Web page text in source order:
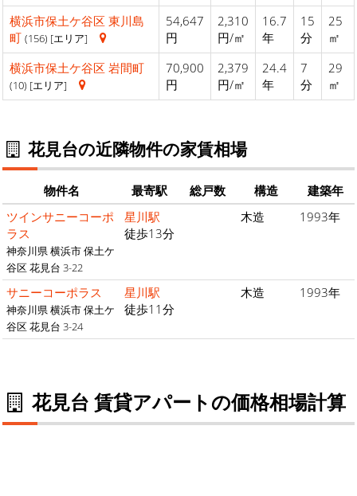
横浜市保土ケ谷区 東川島
町 (156) [エリア]
54,647
円
2,310
円/㎡
16.7
年
15
分
25
㎡
横浜市保土ケ谷区 岩間町
(10) [エリア]
70,900
円
2,379
円/㎡
24.4
年
7
分
29
㎡
花見台の近隣物件の家賃相場
物件名 最寄駅 総戸数 構造
建築年
ツインサニーコーポ
ラス
神奈川県 横浜市 保土ケ
谷区 花見台 3-22
星川駅
徒歩13分
木造 1993年
サニーコーポラス
神奈川県 横浜市 保土ケ
谷区 花見台 3-24
星川駅
徒歩11分
木造 1993年
花見台 賃貸アパートの価格相場計算